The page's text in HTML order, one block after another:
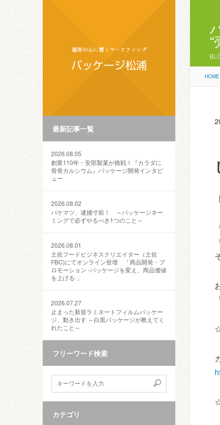
最新記事一覧
2026.08.05
創業110年・安部製菓が挑戦！『カラダに
骨骨カルシウム』パッケージ開発インタビ
ュー
2026.08.02
パケマツ、逮捕寸前！ ～パッケージネー
ミングで必ずやるべき1つのこと～
2026.08.01
土佐フードビジネスクリエイター（土佐
FBC)にてオンライン登壇 「商品開発・プ
ロモーション ‐パッケージを変え、商品価値
を上げる‐」
2026.07.27
止まった新規ラミネートフィルムパッケー
ジ、動き出す ～白黒パッケージが教えてく
れたこと～
フリーワード検索
カテゴリ
HOME